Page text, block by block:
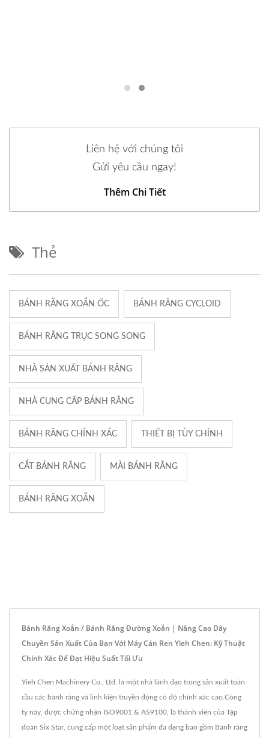
Liên hệ với chúng tôi
Gửi yêu cầu ngay!
Thêm Chi Tiết
Thẻ
BÁNH RĂNG XOẮN ỐC BÁNH RĂNG CYCLOID
BÁNH RĂNG TRỤC SONG SONG
NHÀ SẢN XUẤT BÁNH RĂNG
NHÀ CUNG CẤP BÁNH RĂNG
BÁNH RĂNG CHÍNH XÁC THIẾT BỊ TÙY CHỈNH
CẮT BÁNH RĂNG MÀI BÁNH RĂNG
BÁNH RĂNG XOẮN
Bánh Răng Xoắn / Bánh Răng Đường Xoắn | Nâng Cao Dây
Chuyền Sản Xuất Của Bạn Với Máy Cán Ren Yieh Chen: Kỹ Thuật
Chính Xác Để Đạt Hiệu Suất Tối Ưu
Yieh Chen Machinery Co., Ltd. là một nhà lãnh đạo trong sản xuất toàn
cầu các bánh răng và linh kiện truyền động có độ chính xác cao.Công
ty này, được chứng nhận ISO9001 & AS9100, là thành viên của Tập
đoàn Six Star, cung cấp một loạt sản phẩm đa dạng bao gồm Bánh răng